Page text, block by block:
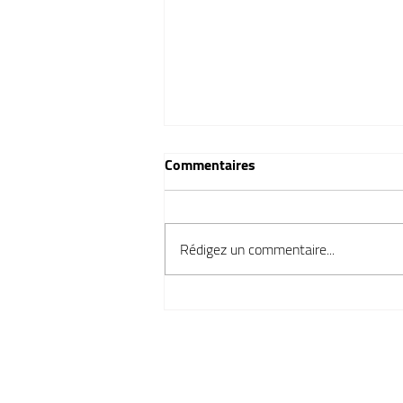
Commentaires
Rédigez un commentaire...